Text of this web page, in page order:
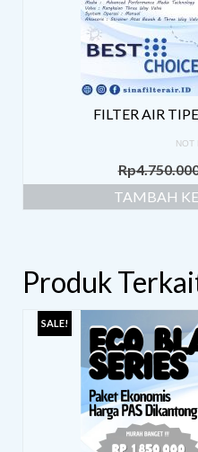
FILTER AIR
NOT
Rp
TAMBAH
Produk
SALE!